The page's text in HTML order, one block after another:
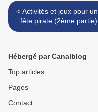
< Activités et jeux pour une
fête pirate (2ème partie)
Hébergé par Canalblog
Top articles
Pages
Contact